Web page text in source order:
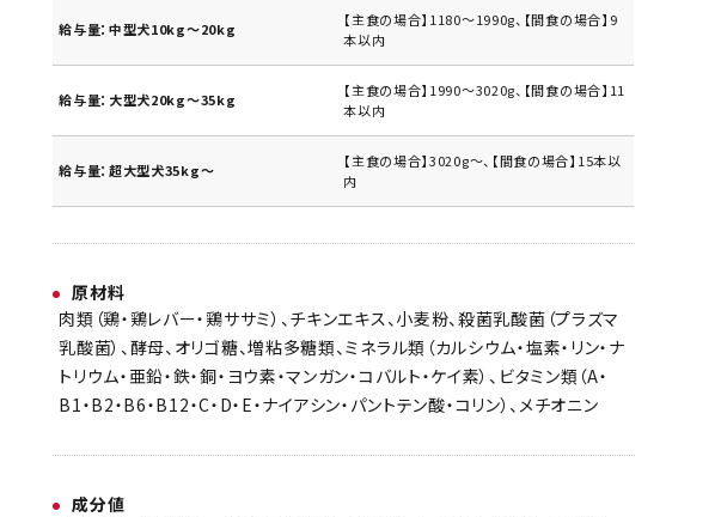
給与量：中型犬10kg～20kg
【主食の場合】1180～1990g、【間食の場合】9
本以内
給与量：大型犬20kg～35kg
【主食の場合】1990～3020g、【間食の場合】11
本以内
給与量：超大型犬35kg～
【主食の場合】3020g～、【間食の場合】15本以
内
原材料
肉類（鶏・鶏レバー・鶏ササミ）、チキンエキス、小麦粉、殺菌乳酸菌（プラズマ
乳酸菌）、酵母、オリゴ糖、増粘多糖類、ミネラル類（カルシウム・塩素・リン・ナ
トリウム・亜鉛・鉄・銅・ヨウ素・マンガン・コバルト・ケイ素）、ビタミン類（A・
B1・B2・B6・B12・C・D・E・ナイアシン・パントテン酸・コリン）、メチオニン
成分値